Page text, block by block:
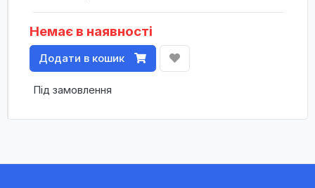
Немає в наявності
Додати в кошик
Під замовлення